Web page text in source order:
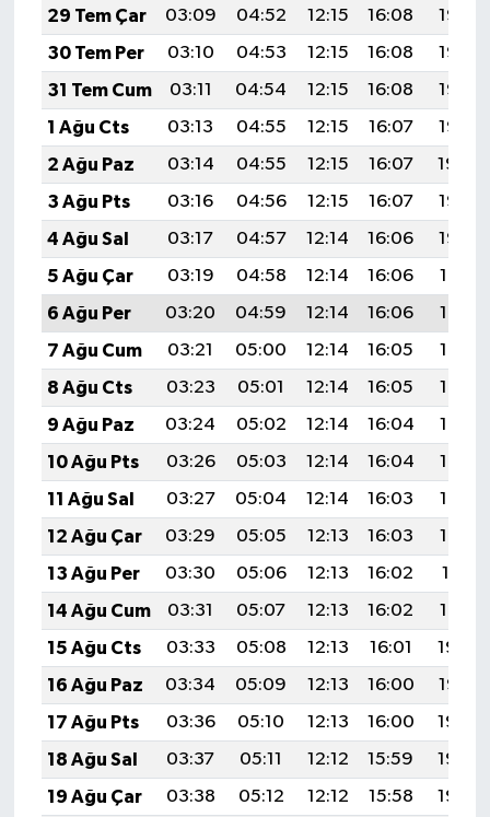
29 Tem Çar
03:09 04:52 12:15 16:08
19:28
30 Tem Per
03:10 04:53 12:15 16:08
19:27
31 Tem Cum
03:11 04:54 12:15 16:08
19:26
1 Ağu Cts
03:13 04:55 12:15 16:07
19:25
2 Ağu Paz
03:14 04:55 12:15 16:07
19:24
3 Ağu Pts
03:16 04:56 12:15 16:07
19:23
4 Ağu Sal
03:17 04:57 12:14 16:06
19:22
5 Ağu Çar
03:19 04:58 12:14 16:06
19:21
6 Ağu Per
03:20 04:59 12:14 16:06
19:19
7 Ağu Cum
03:21 05:00 12:14 16:05
19:18
8 Ağu Cts
03:23 05:01 12:14 16:05
19:17
9 Ağu Paz
03:24 05:02 12:14 16:04
19:16
10 Ağu Pts
03:26 05:03 12:14 16:04
19:15
11 Ağu Sal
03:27 05:04 12:14 16:03
19:13
12 Ağu Çar
03:29 05:05 12:13 16:03
19:12
13 Ağu Per
03:30 05:06 12:13 16:02
19:11
14 Ağu Cum
03:31 05:07 12:13 16:02
19:10
15 Ağu Cts
03:33 05:08 12:13 16:01
19:08
16 Ağu Paz
03:34 05:09 12:13 16:00
19:07
17 Ağu Pts
03:36 05:10 12:13 16:00
19:05
18 Ağu Sal
03:37 05:11 12:12 15:59
19:04
19 Ağu Çar
03:38 05:12 12:12 15:58
19:03